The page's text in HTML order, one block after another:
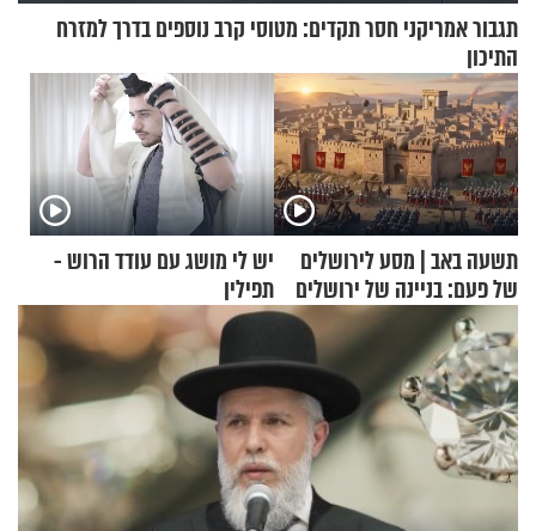
תגבור אמריקני חסר תקדים: מטוסי קרב נוספים בדרך למזרח
התיכון
תשעה באב | מסע לירושלים
של פעם: בניינה של ירושלים
יש לי מושג עם עודד הרוש -
תפילין